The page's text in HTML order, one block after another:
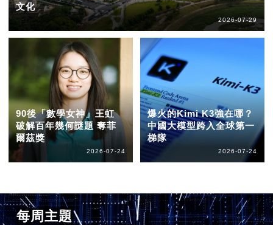
文化
2026-07-29
90後「數學女神」王虹
破解百年幾何謎題 奪菲
爾茲獎
2026-07-24
爆火的Kimi K3強在哪？
中國大模型跨入全球第一
梯隊
2026-07-24
每周主題